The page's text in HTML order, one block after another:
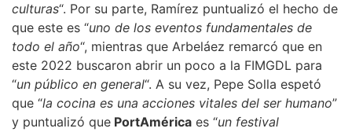
culturas“. Por su parte, Ramírez puntualizó el hecho de
que este es “uno de los eventos fundamentales de
todo el año“, mientras que Arbeláez remarcó que en
este 2022 buscaron abrir un poco a la FIMGDL para
“un público en general“. A su vez, Pepe Solla espetó
que “la cocina es una acciones vitales del ser humano”
y puntualizó que PortAmérica es “un festival